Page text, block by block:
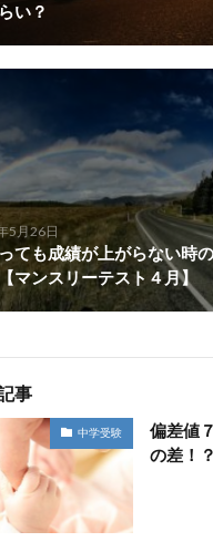
い？
5月26日
ても成績が上がらない時
マンスリーテスト４月】
事
中学受験
偏差値
の差！